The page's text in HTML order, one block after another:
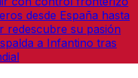
desde España hasta
redescubre su pasión
a Infantino tras